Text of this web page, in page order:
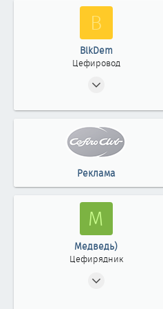
B
BlkDem
Цефировод
Реклама
М
Медведь)
Цефирядник